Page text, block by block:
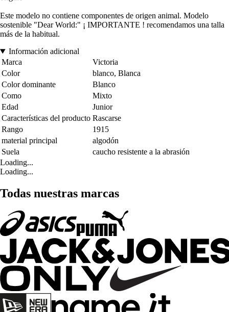
Este modelo no contiene componentes de origen animal. Modelo
sostenible "Dear World:" ¡ IMPORTANTE ! recomendamos una talla
más de la habitual.
Información adicional
Marca
Victoria
Color
blanco, Blanca
Color dominante
Blanco
Como
Mixto
Edad
Junior
Características del producto Rascarse
Rango
1915
material principal
algodón
Suela
caucho resistente a la abrasión
Loading...
Loading...
Todas nuestras marcas